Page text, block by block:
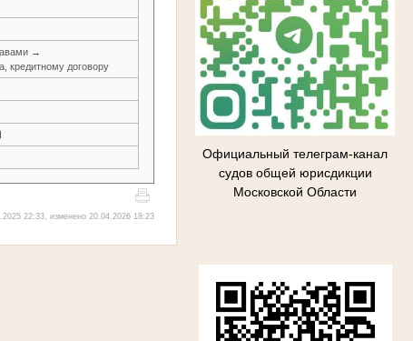
Официальный телеграм-канал
судов общей юрисдикции
Московской Области
→
кредитному договору
22:33, изменено 20.04.2026 18:23